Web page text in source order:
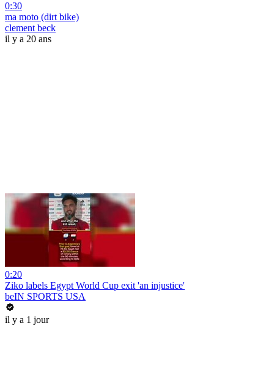
0:30
ma moto (dirt bike)
clement beck
il y a 20 ans
0:20
Ziko labels Egypt World Cup exit 'an injustice'
beIN SPORTS USA
il y a 1 jour